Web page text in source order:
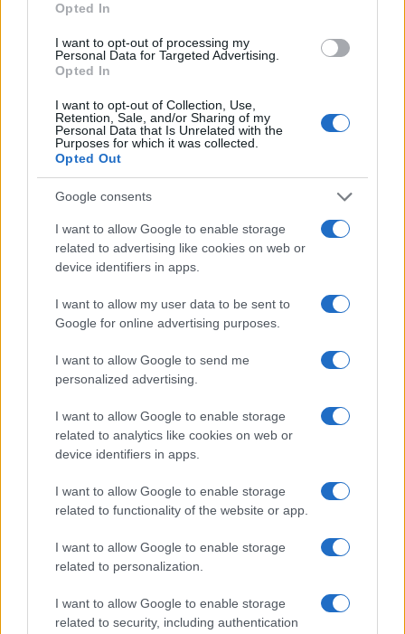
Opted In
I want to opt-out of processing my
Personal Data for Targeted Advertising.
Opted In
I want to opt-out of Collection, Use,
Retention, Sale, and/or Sharing of my
Personal Data that Is Unrelated with the
Purposes for which it was collected.
Opted Out
Google consents
I want to allow Google to enable storage
related to advertising like cookies on web or
device identifiers in apps.
I want to allow my user data to be sent to
Google for online advertising purposes.
I want to allow Google to send me
personalized advertising.
I want to allow Google to enable storage
related to analytics like cookies on web or
device identifiers in apps.
I want to allow Google to enable storage
related to functionality of the website or app.
I want to allow Google to enable storage
related to personalization.
I want to allow Google to enable storage
related to security, including authentication
Donald Trump a napokban többször
visszatért az Omar-ügyre, és azért ostorozta
a Demokrata Pártot, mert szerinte nem lép
fel eléggé erélyesen a képviselőnő ellen.
Lesújtva fogadtuk a hírt: meghalt a Rebbe
bizalmasa